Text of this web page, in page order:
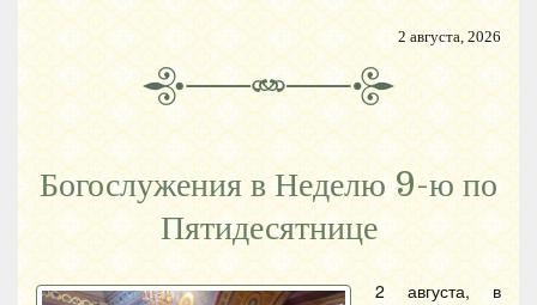
2 августа, 2026
Богослужения в Неделю 9-ю по
Пятидесятнице
2 августа, в